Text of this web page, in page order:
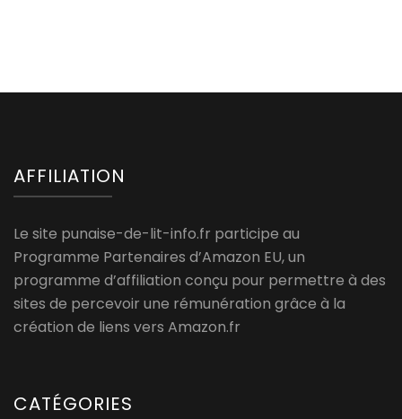
AFFILIATION
Le site punaise-de-lit-info.fr participe au
Programme Partenaires d’Amazon EU, un
programme d’affiliation conçu pour permettre à des
sites de percevoir une rémunération grâce à la
création de liens vers Amazon.fr
CATÉGORIES